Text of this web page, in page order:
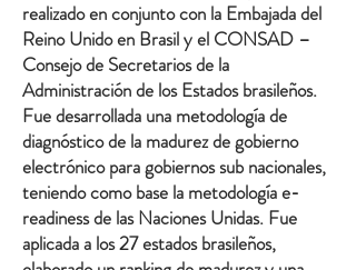
realizado en conjunto con la Embajada del
Reino Unido en Brasil y el CONSAD –
Consejo de Secretarios de la
Administración de los Estados brasileños.
Fue desarrollada una metodología de
diagnóstico de la madurez de gobierno
electrónico para gobiernos sub nacionales,
teniendo como base la metodología e-
readiness de las Naciones Unidas. Fue
aplicada a los 27 estados brasileños,